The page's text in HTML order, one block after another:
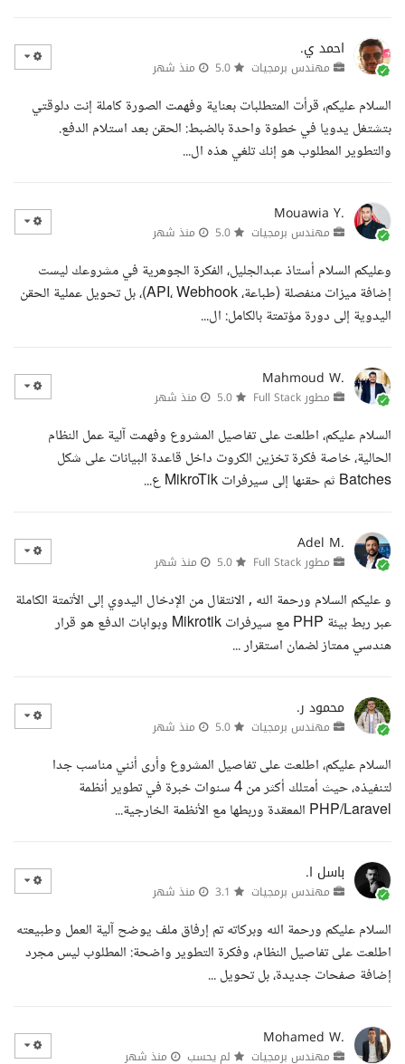
احمد ي.
مهندس برمجيات منذ شهر
السلام عليكم، قرأت المتطلبات بعناية وفهمت الصورة كاملة إنت دلوقتي
بتشتغل يدويا في خطوة واحدة بالضبط: الحقن بعد استلام الدفع.
والتطوير المطلوب هو إنك تلغي هذه ال...
Mouawia Y.
مهندس برمجيات منذ شهر
وعليكم السلام أستاذ عبدالجليل، الفكرة الجوهرية في مشروعك ليست
إضافة ميزات منفصلة (طباعة، API، Webhook)، بل تحويل عملية الحقن
اليدوية إلى دورة مؤتمتة بالكامل: ال...
Mahmoud W.
مطور Full Stack منذ شهر
السلام عليكم، اطلعت على تفاصيل المشروع وفهمت آلية عمل النظام
الحالية، خاصة فكرة تخزين الكروت داخل قاعدة البيانات على شكل
Batches ثم حقنها إلى سيرفرات MikroTik ع...
Adel M.
مطور Full Stack منذ شهر
و عليكم السلام ورحمة الله , الانتقال من الإدخال اليدوي إلى الأتمتة الكاملة
عبر ربط بيئة PHP مع سيرفرات Mikrotik وبوابات الدفع هو قرار
هندسي ممتاز لضمان استقرار ...
محمود ر.
مهندس برمجيات منذ شهر
السلام عليكم، اطلعت على تفاصيل المشروع وأرى أنني مناسب جدا
لتنفيذه، حيث أمتلك أكثر من 4 سنوات خبرة في تطوير أنظمة
PHP/Laravel المعقدة وربطها مع الأنظمة الخارجية...
باسل ا.
مهندس برمجيات منذ شهر
السلام عليكم ورحمة الله وبركاته تم إرفاق ملف يوضح آلية العمل وطبيعته
اطلعت على تفاصيل النظام، وفكرة التطوير واضحة: المطلوب ليس مجرد
إضافة صفحات جديدة، بل تحويل ...
Mohamed W.
مهندس برمجيات لم يحسب منذ شهر